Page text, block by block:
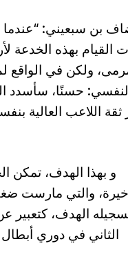
بن سبعيني:
القيام بهذه
ولكن في
لنفسي: حسنًا، سأسدد
ثقة اللاعب العالية
و بهذا الهدف، تمكن
والتي مارست
الهدف، كتعبير